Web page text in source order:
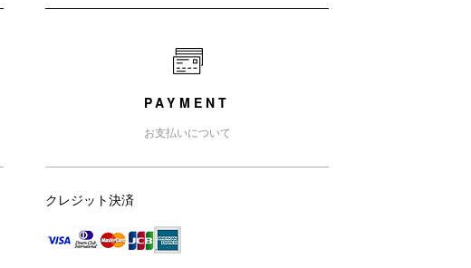
PAYMENT
お支払いについて
クレジット決済